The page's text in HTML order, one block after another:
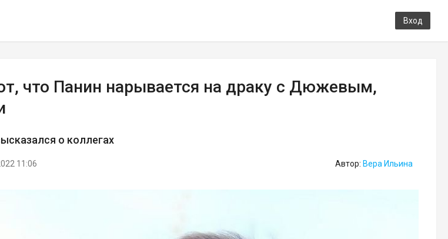
Вход
что Панин нарывается на драку с Дюжевым,
о коллегах
11:06 Автор: Вера Ильина